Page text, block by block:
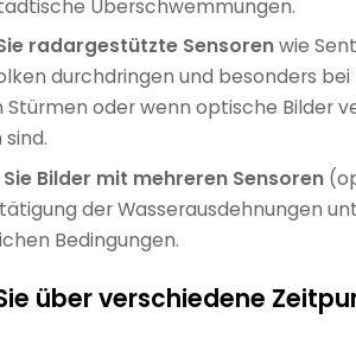
Überschwemmungen.
radargestützte Sensorenwie
durchdringen und besonders bei
oder wenn optische Bilder
Bilder mit mehreren Sensoren
der Wasserausdehnungen
Bedingungen.
über verschiedene